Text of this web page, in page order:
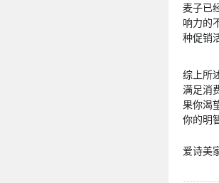
麦子已
响力的
种促销
综上所
满足消
果你渴
你的明
爱诗美